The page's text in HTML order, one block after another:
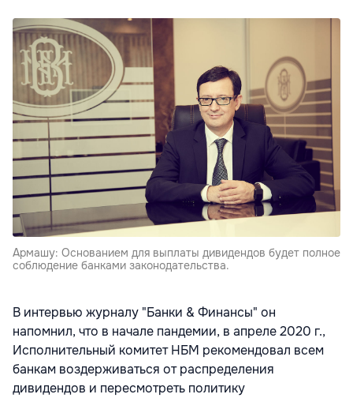
Армашу: Основанием для выплаты дивидендов будет полное
соблюдение банками законодательства.
В интервью журналу "Банки & Финансы" он
напомнил, что в начале пандемии, в апреле 2020 г.,
Исполнительный комитет НБМ рекомендовал всем
банкам воздерживаться от распределения
дивидендов и пересмотреть политику